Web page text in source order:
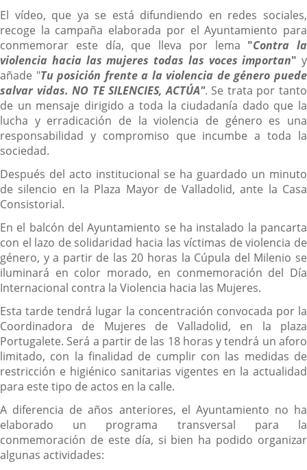
El vídeo, que ya se está difundiendo en redes sociales,
recoge la campaña elaborada por el Ayuntamiento para
conmemorar este día, que lleva por lema "Contra la
violencia hacia las mujeres todas las voces importan" y
añade "Tu posición frente a la violencia de género puede
salvar vidas. NO TE SILENCIES, ACTÚA". Se trata por tanto
de un mensaje dirigido a toda la ciudadanía dado que la
lucha y erradicación de la violencia de género es una
responsabilidad y compromiso que incumbe a toda la
sociedad.
Después del acto institucional se ha guardado un minuto
de silencio en la Plaza Mayor de Valladolid, ante la Casa
Consistorial.
En el balcón del Ayuntamiento se ha instalado la pancarta
con el lazo de solidaridad hacia las víctimas de violencia de
género, y a partir de las 20 horas la Cúpula del Milenio se
iluminará en color morado, en conmemoración del Día
Internacional contra la Violencia hacia las Mujeres.
Esta tarde tendrá lugar la concentración convocada por la
Coordinadora de Mujeres de Valladolid, en la plaza
Portugalete. Será a partir de las 18 horas y tendrá un aforo
limitado, con la finalidad de cumplir con las medidas de
restricción e higiénico sanitarias vigentes en la actualidad
para este tipo de actos en la calle.
A diferencia de años anteriores, el Ayuntamiento no ha
elaborado un programa transversal para la
conmemoración de este día, si bien ha podido organizar
algunas actividades: